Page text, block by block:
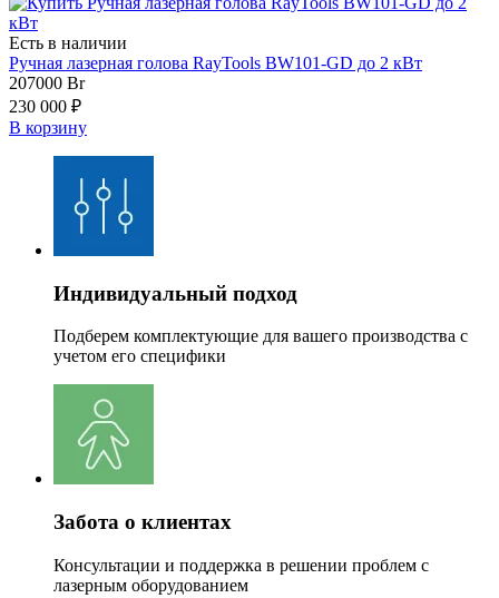
Есть в наличии
Ручная лазерная голова RayTools BW101-GD до 2 кВт
207000 Br
230 000 ₽
В корзину
Индивидуальный подход
Подберем комплектующие для вашего производства с
учетом его специфики
Забота о клиентах
Консультации и поддержка в решении проблем с
лазерным оборудованием